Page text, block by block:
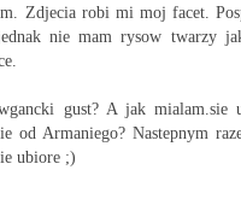
Zdjecia robi mi moj facet.
nie mam rysow twarzy
gust? A jak mialam.sie
od Armaniego? Nastepnym
ubiore ;)